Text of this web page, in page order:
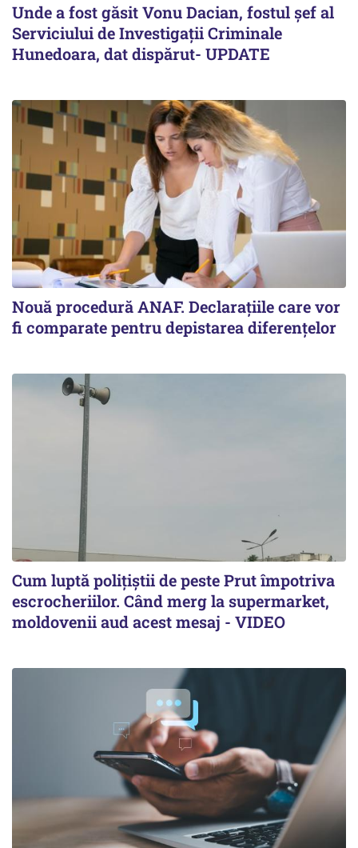
Unde a fost găsit Vonu Dacian, fostul șef al
Serviciului de Investigații Criminale
Hunedoara, dat dispărut- UPDATE
Nouă procedură ANAF. Declarațiile care vor
fi comparate pentru depistarea diferențelor
Cum luptă polițiștii de peste Prut împotriva
escrocheriilor. Când merg la supermarket,
moldovenii aud acest mesaj - VIDEO